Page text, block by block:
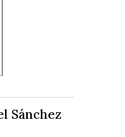
Sánchez